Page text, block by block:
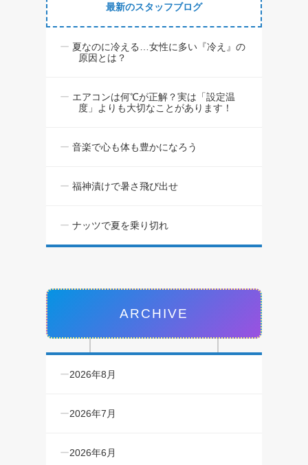
最新のスタッフブログ
夏なのに冷える…女性に多い『冷え』の
原因とは？
エアコンは何℃が正解？実は「設定温
度」よりも大切なことがあります！
音楽で心も体も豊かになろう
福神漬けで暑さ飛び出せ
ナッツで夏を乗り切れ
ARCHIVE
2026年8月
2026年7月
2026年6月